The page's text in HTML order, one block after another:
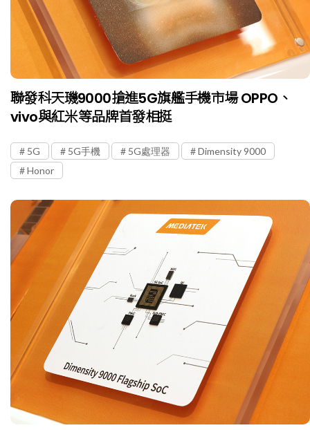
聯發科天璣9000搶進5G旗艦手機市場 OPPO、
vivo與紅米等品牌首發相挺
5G 5G手機 5G處理器
Dimensity 9000
Honor